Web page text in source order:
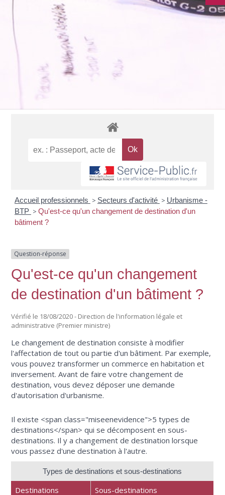
Accueil professionnels > Secteurs d'activité > Urbanisme -
BTP > Qu'est-ce qu'un changement de destination d'un
bâtiment ?
Question-réponse
Qu'est-ce qu'un changement
de destination d'un bâtiment ?
Vérifié le 18/08/2020 - Direction de l'information légale et
administrative (Premier ministre)
Le changement de destination consiste à modifier
l'affectation de tout ou partie d'un bâtiment. Par exemple,
vous pouvez transformer un commerce en habitation et
inversement. Avant de faire votre changement de
destination, vous devez déposer une demande
d'autorisation d'urbanisme.
Il existe <span class="miseenevidence">5 types de
destinations</span> qui se décomposent en sous-
destinations. Il y a changement de destination lorsque
vous passez d'une destination à l'autre.
Types de destinations et sous-destinations
Destinations Sous-destinations